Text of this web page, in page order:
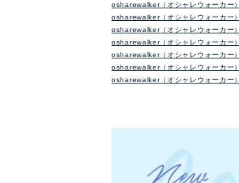
osharewalker（オシャレウォーカー）
osharewalker（オシャレウォーカー）
osharewalker（オシャレウォーカー）
osharewalker（オシャレウォーカー）
osharewalker（オシャレウォーカー）
osharewalker（オシャレウォーカー）
osharewalker（オシャレウォーカー）